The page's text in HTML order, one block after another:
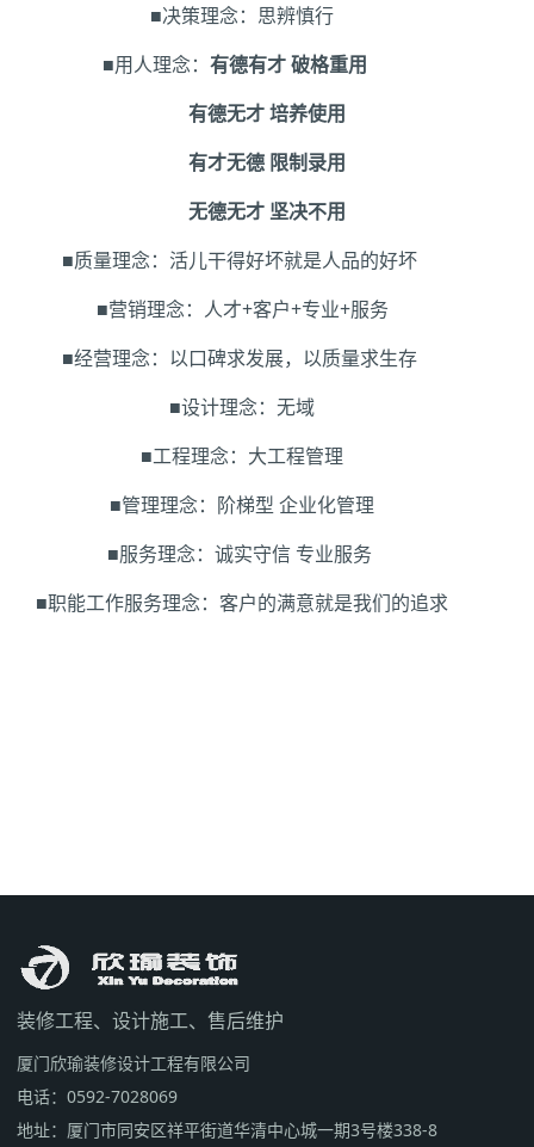
■决策理念：思辨慎行
■用人理念：有德有才 破格重用
有德无才培养使用
有才无德 限制录用
无德无才 坚决不用
■质量理念：活儿干得好坏就是人品的好坏
■营销理念：人才+客户+专业+服务
■经营理念：以口碑求发展，以质量求生存
■设计理念：无域
■工程理念：大工程管理
■管理理念：阶梯型 企业化管理
■服务理念：诚实守信 专业服务
■职能工作服务理念：客户的满意就是我们的追求
装修工程、设计施工、售后维护
厦门欣瑜装修设计工程有限公司
电话：0592-7028069
地址：厦门市同安区祥平街道华清中心城一期3号楼338-8